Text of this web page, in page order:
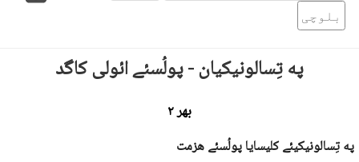
Englishبلوچی
په تِسالونیکیان - پولُسئے ائولی کاگد
بهر ۲
په تِسالونیکیئے کلیسایا پولُسئے هزمت